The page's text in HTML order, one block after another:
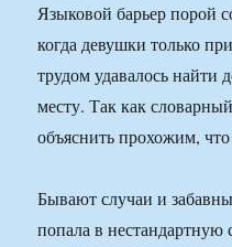
Языковой барьер порой
когда девушки только
трудом удавалось найти
месту. Так как
объяснить прохожим,
Бывают случаи и
попала в нестандартную